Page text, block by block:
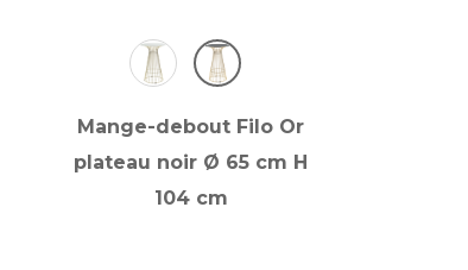
Mange-debout Filo Or
plateau noir Ø 65 cm H
104 cm